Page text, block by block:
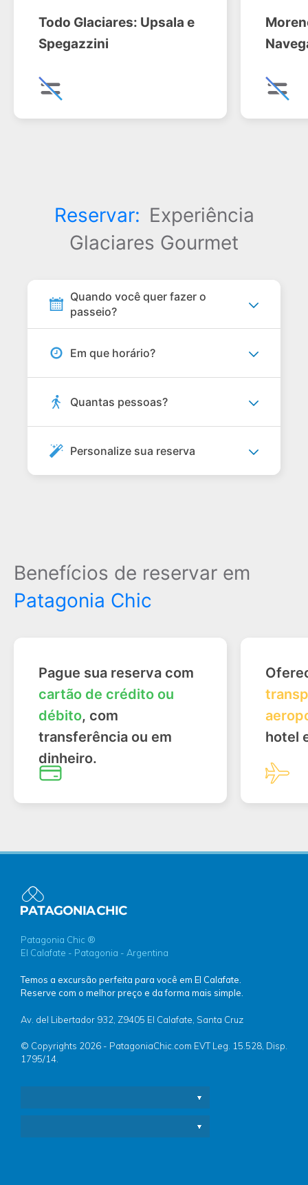
Todo Glaciares: Upsala e
Spegazzini
Reservar: Experiência
Glaciares Gourmet
Quando você quer fazer o
passeio?
Em que horário?
Quantas pessoas?
Personalize sua reserva
Benefícios de reservar em
Patagonia Chic
Pague sua reserva com
cartão de crédito ou
débito, com
transferência ou em
dinheiro.
hotel
Patagonia Chic ®
El Calafate - Patagonia - Argentina
Temos a excursão perfeita para você em El Calafate.
Reserve com o melhor preço e da forma mais simple.
Av. del Libertador 932, Z9405 El Calafate, Santa Cruz
© Copyrights 2026 - PatagoniaChic.com EVT Leg. 15.528, Disp.
1795/14.